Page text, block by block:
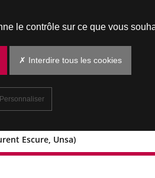
Escure, Unsa)
d’État » (Laurent
le contrôle sur ce que vous
✗ Interdire tous les cookies
Personnaliser